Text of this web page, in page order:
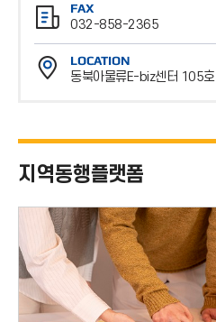
화
번
호
FAX
032-858-2365
팩
스
번
LOCATION
동북아물류E-biz센터 105호
지역동행플랫폼